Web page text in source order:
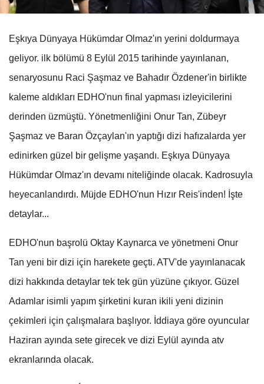
Eşkıya Dünyaya Hükümdar Olmaz'ın yerini doldurmaya
geliyor. ilk bölümü 8 Eylül 2015 tarihinde yayınlanan,
senaryosunu Raci Şaşmaz ve Bahadır Özdener'in birlikte
kaleme aldıkları EDHO'nun final yapması izleyicilerini
derinden üzmüştü. Yönetmenliğini Onur Tan, Zübeyr
Şaşmaz ve Baran Özçaylan'ın yaptığı dizi hafızalarda yer
edinirken güzel bir gelişme yaşandı. Eşkıya Dünyaya
Hükümdar Olmaz'ın devamı niteliğinde olacak. Kadrosuyla
heyecanlandırdı. Müjde EDHO'nun Hızır Reis'inden! İşte
detaylar...
EDHO'nun başrolü Oktay Kaynarca ve yönetmeni Onur
Tan yeni bir dizi için harekete geçti. ATV'de yayınlanacak
dizi hakkında detaylar tek tek gün yüzüne çıkıyor. Güzel
Adamlar isimli yapım şirketini kuran ikili yeni dizinin
çekimleri için çalışmalara başlıyor. İddiaya göre oyuncular
Haziran ayında sete girecek ve dizi Eylül ayında atv
ekranlarında olacak.